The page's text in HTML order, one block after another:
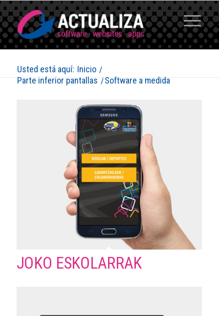
Usted está aquí: Inicio /
Parte inferior pantallas /Software a medida
JOKO ESKOLARRAK